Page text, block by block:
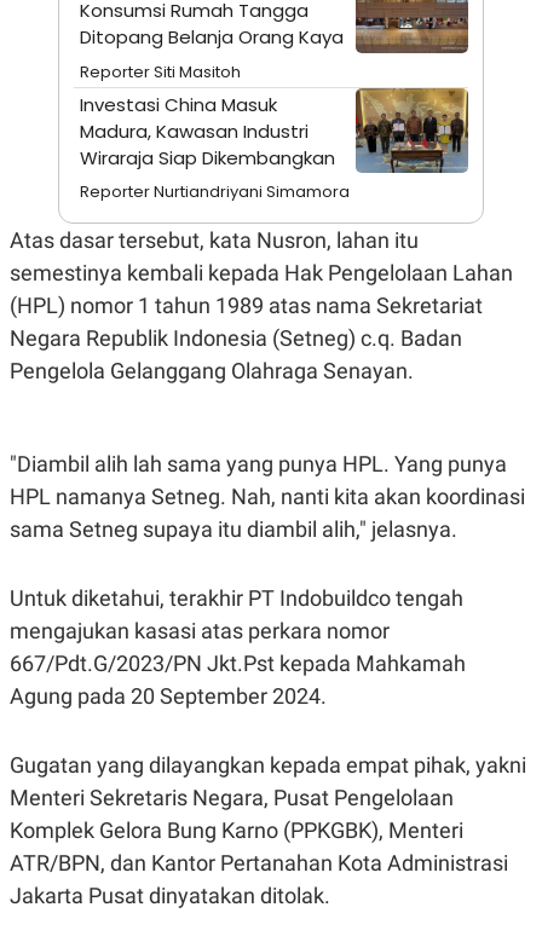
N
L
S
A
R
KANAL
P
U
D
A
T
A
M
S
K
O
A
N
T
V
L
I
U
S
JARINGAN
Konsumsi Rumah Tangga
Ditopang Belanja Orang Kaya
Reporter Siti Masitoh
Investasi China Masuk
Madura, Kawasan Industri
Wiraraja Siap Dikembangkan
Reporter Nurtiandriyani Simamora
Atas dasar tersebut, kata Nusron, lahan itu
semestinya kembali kepada Hak Pengelolaan Lahan
(HPL) nomor 1 tahun 1989 atas nama Sekretariat
Negara Republik Indonesia (Setneg) c.q. Badan
Pengelola Gelanggang Olahraga Senayan.
"Diambil alih lah sama yang punya HPL. Yang punya
HPL namanya Setneg. Nah, nanti kita akan koordinasi
sama Setneg supaya itu diambil alih," jelasnya.
Untuk diketahui, terakhir PT Indobuildco tengah
mengajukan kasasi atas perkara nomor
667/Pdt.G/2023/PN Jkt.Pst kepada Mahkamah
Agung pada 20 September 2024.
Gugatan yang dilayangkan kepada empat pihak, yakni
Menteri Sekretaris Negara, Pusat Pengelolaan
Komplek Gelora Bung Karno (PPKGBK), Menteri
ATR/BPN, dan Kantor Pertanahan Kota Administrasi
Jakarta Pusat dinyatakan ditolak.